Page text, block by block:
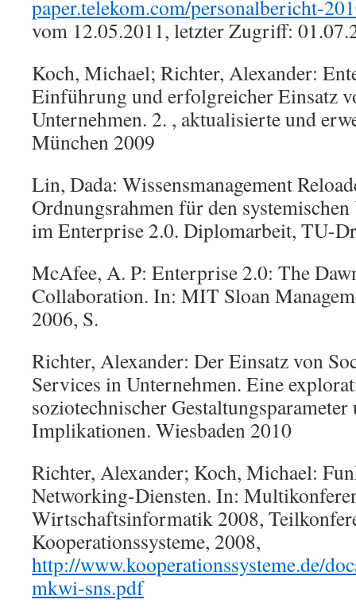
paper.telekom.com/personalbericht-
vom 12.05.2011, letzter Zugriff:
Koch, Michael; Richter, Alexander:
Einführung und erfolgreicher Einsatz
Unternehmen. 2. , aktualisierte und
München 2009
Lin, Dada: Wissensmanagement
Ordnungsrahmen für den
im Enterprise 2.0. Diplomarbeit, TU-
McAfee, A. P: Enterprise 2.0: The
Collaboration. In: MIT Sloan
2006, S.
Richter, Alexander: Der Einsatz von
Services in Unternehmen. Eine
soziotechnischer
Implikationen. Wiesbaden 2010
Richter, Alexander; Koch, Michael:
Networking-Diensten. In:
Wirtschaftsinformatik 2008,
Kooperationssysteme, 2008,
http://www.kooperationssysteme.de/
mkwi-sns.pdf